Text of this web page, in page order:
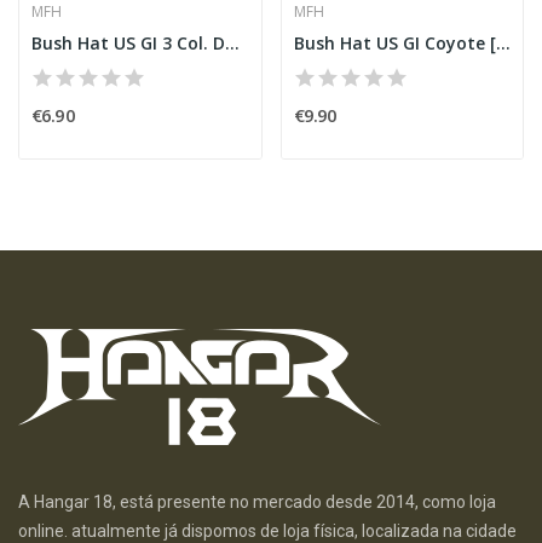
MFH
Bush Hat US GI 3 Col. Desert
€6.90
MFH
Bush Hat US GI Coyote [MFH]
€9.90
A Hangar 18, está presente no mercado desde 2014, como loja
online. atualmente já dispomos de loja física, localizada na cidade